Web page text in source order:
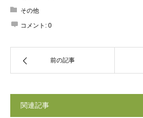
その他
コメント: 0
前の記事
関連記事